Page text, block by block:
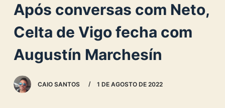
o
e
Após conversas com Neto,
Celta de Vigo fecha com
Augustín Marchesín
CAIO SANTOS 1 DE AGOSTO DE 2022